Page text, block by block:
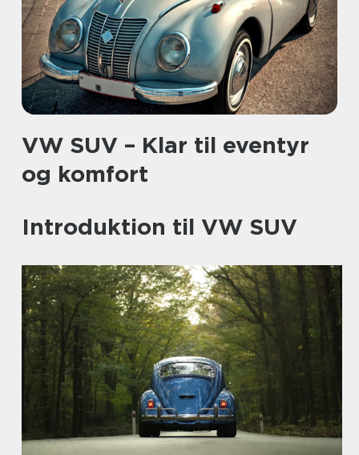
VW SUV – Klar til eventyr
og komfort
Introduktion til VW SUV